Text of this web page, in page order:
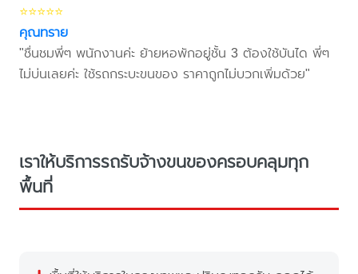
⭐⭐⭐⭐⭐
คุณทราย
"ชื่นชมพี่ๆ พนักงานค่ะ ย้ายหอพักอยู่ชั้น 3 ต้องใช้บันได พี่ๆ
ไม่บ่นเลยค่ะ ใช้รถกระบะขนของ ราคาถูกไม่บวกเพิ่มด้วย"
เราให้บริการรถรับจ้างขนของครอบคลุมทุก
พื้นที่